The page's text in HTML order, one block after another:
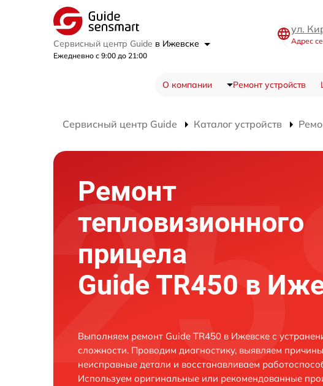
Сервисный центр Guide в Ижевске
Ежедневно с 9:00 до 21:00
ул.
Адрес
О компании Ремонт устройств
Сервисный центр Guide Каталог устройств
Ремонт
тепловизионного
прицела
Guide TR450 в
Выполняем ремонт Guide TR450 в Ижевске с
сложности. Проводим диагностику, выявляем
неисправные детали и восстанавливаем
Используем оригинальные или рекомендованные